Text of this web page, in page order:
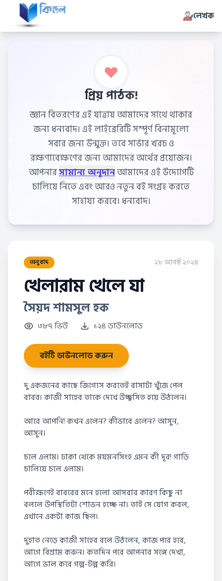
লেখক
প্রিয় পাঠক!
জ্ঞান বিতরণের এই যাত্রায় আমাদের সাথে থাকার
জন্য ধন্যবাদ। এই লাইব্রেরিটি সম্পূর্ণ বিনামূল্যে
সবার জন্য উন্মুক্ত। তবে সার্ভার খরচ ও
রক্ষণাবেক্ষণের জন্য আমাদের অর্থের প্রয়োজন।
আপনার
সামান্য অনুদানআমাদের এই উদ্যোগটি
চালিয়ে নিতে এবং আরও নতুন বই সংগ্রহ করতে
সাহায্য করবে। ধন্যবাদ।
অনুবাদ ২৮ আগস্ট ২০২৪
খেলারাম খেলে যা
সৈয়দ শামসুল হক
৩৮৭ ভিউ ১২৪ ডাউনলোড
বইটি ডাউনলোড করুন
দু একজনের কাছে জিগ্যেস করতেই বাসাটা খুঁজে পেল
বাবর। কাজী সাহেব তাকে দেখে উচ্ছ্বসিত হয়ে উঠলেন।
আরে আপনি! কখন এলেন? কীভাবে এলেন? আসুন,
আসুন।
চলে এলাম। ঢাকা থেকে ময়মনসিংহ এমন কী দূর! গাড়ি
চালিয়ে চলে এলাম।
পরীক্ষণেই বাবরের মনে হলো আসবার কারণ কিছু না
বললে উপস্থিতিটা শোভন হচ্ছে না। তাই সে যোগ করল,
এখানে একটা কাজ ছিল।
দুহাত নেড়ে কাজী সাহেব বলে উঠলেন, কাজ পরে হবে,
আগে বিশ্রাম করুন। কতদিন পরে আপনার সঙ্গে দেখা,
আগে ভাল করে গল্প-টল্প করি।